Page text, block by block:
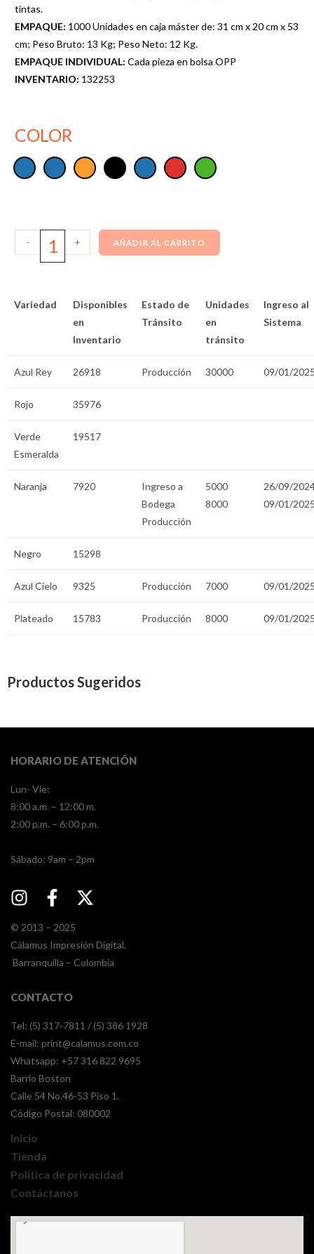
tintas.
EMPAQUE: 1000 Unidades en caja máster de: 31 cm x 20 cm x 53
cm; Peso Bruto: 13 Kg; Peso Neto: 12 Kg.
EMPAQUE INDIVIDUAL: Cada pieza en bolsa OPP
INVENTARIO: 132253
COLOR
- + AÑADIR AL CARRITO
Variedad
Disponibles
en
Inventario
Estado de
Tránsito
Unidades
en
tránsito
Ingreso al
Sistema
Azul Rey 26918 Producción 30000 09/01/
Rojo 35976
Verde
Esmeralda
19517
Naranja 7920
Ingreso a
Bodega
Producción
5000
8000
26/09/
09/01/
Negro 15298
Azul Cielo 9325 Producción 7000 09/01/
Plateado 15783 Producción 8000 09/01/
Productos Sugeridos
HORARIO DE ATENCIÓN
Lun- Vie:
8:00 a.m. – 12:00 m.
2:00 p.m. – 6:00 p.m.
​​Sábado: 9am – 2pm
© 2013 – 2025
Cálamus Impresión Digital.
Barranquilla – Colombia
CONTACTO
Tel: (5) 317-7811 / (5) 386 1928
E-mail: print@calamus.com.co
Whatsapp: +57 316 822 9695
Barrio Boston
Calle 54 No.46-53 Piso 1.
Código Postal: 080002
Inicio
Tienda
Política de privacidad
Contáctanos